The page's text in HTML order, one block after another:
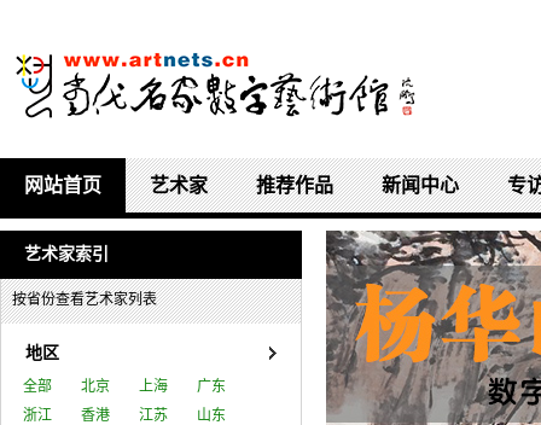
网站首页 艺术家 推荐作品 新闻中心 专
艺术家索引
按省份查看艺术家列表
地区
全部 北京 上海
广东
浙江
香港 江苏
山东